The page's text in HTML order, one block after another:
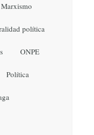
Marxismo
política
ONPE
Política